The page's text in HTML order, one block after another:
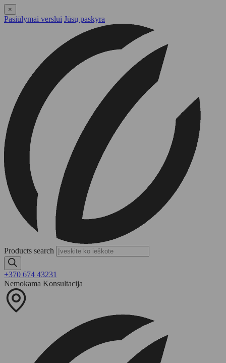
×
Pasiūlymai verslui Jūsų paskyra
Products search
+370 674 43231
Nemokama Konsultacija